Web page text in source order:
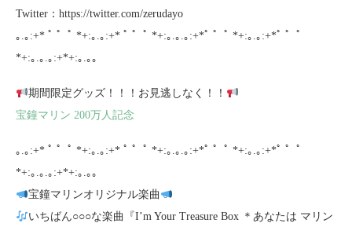
Twitter：https://twitter.com/zerudayo
｡.｡:+* ﾟ ゜ﾟ *+:｡.｡:+* ﾟ ゜ﾟ *+:｡.｡.｡:+*ﾟ ゜ﾟ *+:｡.｡:+*ﾟ ゜ﾟ
*+:｡.｡.｡:+*+:｡.｡｡
期間限定グッズ！！！お見逃しなく！！
宝鐘マリン 200万人記念
｡.｡:+* ﾟ ゜ﾟ *+:｡.｡:+* ﾟ ゜ﾟ *+:｡.｡.｡:+*ﾟ ゜ﾟ *+:｡.｡:+*ﾟ ゜ﾟ
*+:｡.｡.｡:+*+:｡.｡｡
宝鐘マリンオリジナル楽曲
いちばん○○○な楽曲『I’m Your Treasure Box ＊あなたは マリン